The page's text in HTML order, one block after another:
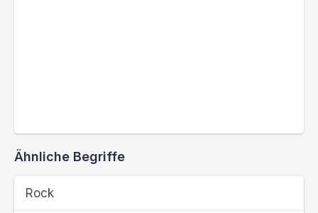
Ähnliche Begriffe
Rock